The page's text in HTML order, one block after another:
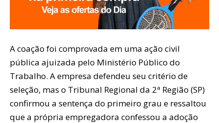
A coação foi comprovada em uma ação civil
pública ajuizada pelo Ministério Público do
Trabalho. A empresa defendeu seu critério de
seleção, mas o Tribunal Regional da 2ª Região (SP)
confirmou a sentença do primeiro grau e ressaltou
que a própria empregadora confessou a adoção